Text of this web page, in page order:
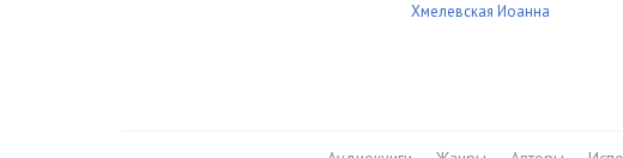
Хмелевская Иоанна